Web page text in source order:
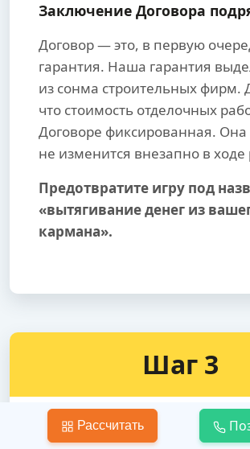
Заключение Договора
Договор — это, в первую
гарантия. Наша гарантия
из сонма строительных фирм.
что стоимость отделочных
Договоре фиксированная. Она
не изменится внезапно в ходе
Предотвратите игру под
«вытягивание денег из
кармана».
Шаг 3
Рассчитать